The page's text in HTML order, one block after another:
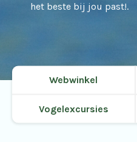
het beste bij jou past!.
Webwinkel
Vogelexcursies